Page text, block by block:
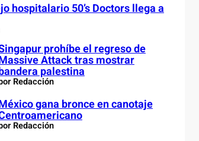
hospitalario 50’s Doctors llega a
prohíbe el regreso de
Attack tras mostrar
palestina
Redacción
gana bronce en canotaje
Redacción